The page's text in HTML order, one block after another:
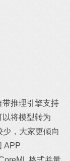
推理引擎支持
将模型转为
少，大家更倾向
APP